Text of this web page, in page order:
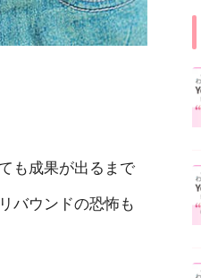
も成果が出るまで
バウンドの恐怖も